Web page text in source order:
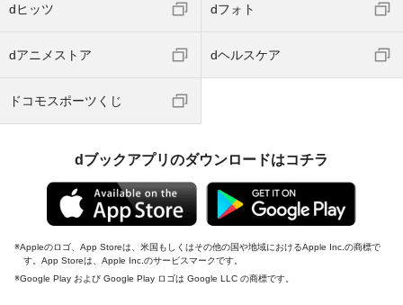
dヒッツ dフォト
dアニメストア dヘルスケア
ドコモスポーツくじ
dブックアプリのダウンロードはコチラ
Appleのロゴ、App Storeは、米国もしくはその他の国や地域におけるApple Inc.の商標で
す。App Storeは、Apple Inc.のサービスマークです。
Google Play および Google Play ロゴは Google LLC の商標です。